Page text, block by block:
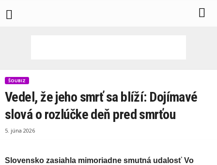
ŠOUBIZ
Vedel, že jeho smrť sa blíží: Dojímavé
slová o rozlúčke deň pred smrťou
5. júna 2026
Slovensko zasiahla mimoriadne smutná udalosť Vo